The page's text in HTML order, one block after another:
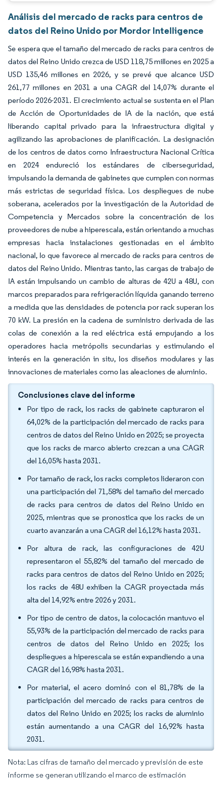
Análisis del mercado de racks para centros de
datos del Reino Unido por Mordor Intelligence
Se espera que el tamaño del mercado de racks para centros de
datos del Reino Unido crezca de USD 118,75 millones en 2025 a
USD 135,46 millones en 2026, y se prevé que alcance USD
261,77 millones en 2031 a una CAGR del 14,07% durante el
período 2026-2031. El crecimiento actual se sustenta en el Plan
de Acción de Oportunidades de IA de la nación, que está
liberando capital privado para la infraestructura digital y
agilizando las aprobaciones de planificación. La designación
de los centros de datos como Infraestructura Nacional Crítica
en 2024 endureció los estándares de ciberseguridad,
impulsando la demanda de gabinetes que cumplen con normas
más estrictas de seguridad física. Los despliegues de nube
soberana, acelerados por la investigación de la Autoridad de
Competencia y Mercados sobre la concentración de los
proveedores de nube a hiperescala, están orientando a muchas
empresas hacia instalaciones gestionadas en el ámbito
nacional, lo que favorece al mercado de racks para centros de
datos del Reino Unido. Mientras tanto, las cargas de trabajo de
IA están impulsando un cambio de alturas de 42U a 48U, con
marcos preparados para refrigeración líquida ganando terreno
a medida que las densidades de potencia por rack superan los
70 kW. La presión en la cadena de suministro derivada de las
colas de conexión a la red eléctrica está empujando a los
operadores hacia metrópolis secundarias y estimulando el
interés en la generación in situ, los diseños modulares y las
innovaciones de materiales como las aleaciones de aluminio.
Conclusiones clave del informe
Por tipo de rack, los racks de gabinete capturaron el
64,02% de la participación del mercado de racks para
centros de datos del Reino Unido en 2025; se proyecta
que los racks de marco abierto crezcan a una CAGR
del 16,05% hasta 2031.
Por tamaño de rack, los racks completos lideraron con
una participación del 71,58% del tamaño del mercado
de racks para centros de datos del Reino Unido en
2025, mientras que se pronostica que los racks de un
cuarto avanzarán a una CAGR del 16,12% hasta 2031.
Por altura de rack, las configuraciones de 42U
representaron el 55,82% del tamaño del mercado de
racks para centros de datos del Reino Unido en 2025;
los racks de 48U exhiben la CAGR proyectada más
alta del 14,92% entre 2026 y 2031.
Por tipo de centro de datos, la colocación mantuvo el
55,93% de la participación del mercado de racks para
centros de datos del Reino Unido en 2025; los
despliegues a hiperescala se están expandiendo a una
CAGR del 16,98% hasta 2031.
Por material, el acero dominó con el 81,78% de la
participación del mercado de racks para centros de
datos del Reino Unido en 2025; los racks de aluminio
están aumentando a una CAGR del 16,92% hasta
2031.
Nota: Las cifras de tamaño del mercado y previsión de este
informe se generan utilizando el marco de estimación